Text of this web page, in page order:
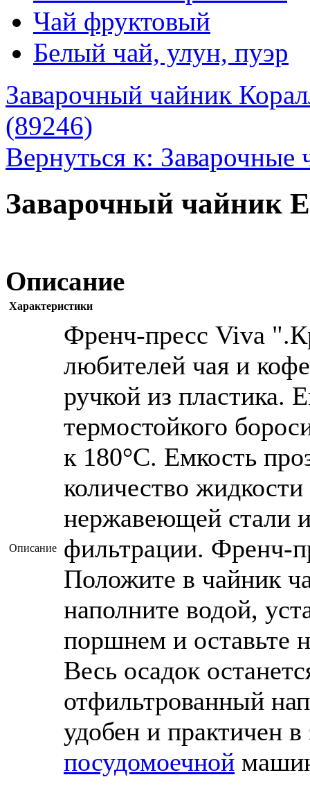
Чай фруктовый
Белый чай, улун, пуэр
Заварочный чайник
(89246)
Вернуться к: Заварочные
Заварочный чайник
Описание
Характеристики
Описание
Френч-пресс Viva
любителей чая и
ручкой из пластика.
термостойкого
к 180°С. Емкость
количество
нержавеющей стали
фильтрации. Френч-
Положите в чайник
наполните водой,
поршнем и оставьте
Весь осадок
отфильтрованный
удобен и практичен
посудомоечной